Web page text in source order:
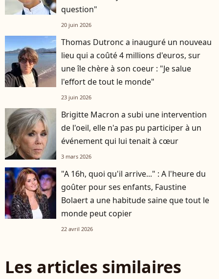
question"
20 juin 2026
Thomas Dutronc a inauguré un nouveau
lieu qui a coûté 4 millions d'euros, sur
une île chère à son coeur : "Je salue
l'effort de tout le monde"
23 juin 2026
Brigitte Macron a subi une intervention
de l'oeil, elle n'a pas pu participer à un
événement qui lui tenait à cœur
3 mars 2026
"A 16h, quoi qu'il arrive..." : A l'heure du
goûter pour ses enfants, Faustine
Bolaert a une habitude saine que tout le
monde peut copier
22 avril 2026
Les articles similaires